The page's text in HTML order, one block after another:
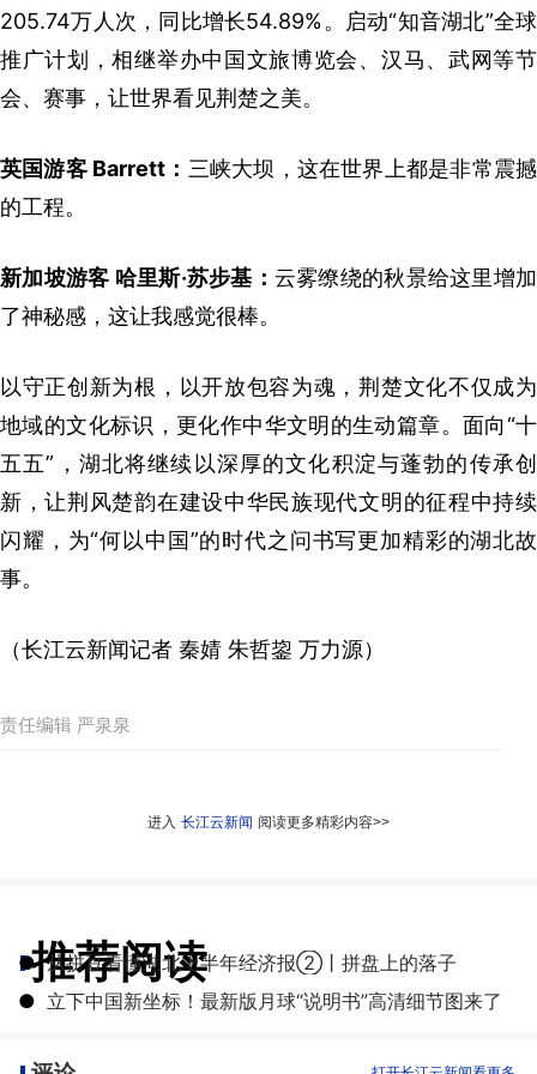
205.74万人次，同比增长54.89%。启动“知音湖北”全球
推广计划，相继举办中国文旅博览会、汉马、武网等节
会、赛事，让世界看见荆楚之美。
英国游客 Barrett： 三峡大坝，这在世界上都是非常震撼
的工程。
新加坡游客 哈里斯·苏步基： 云雾缭绕的秋景给这里增加
了神秘感，这让我感觉很棒。
以守正创新为根，以开放包容为魂，荆楚文化不仅成为
地域的文化标识，更化作中华文明的生动篇章。面向“十
五五”，湖北将继续以深厚的文化积淀与蓬勃的传承创
新，让荆风楚韵在建设中华民族现代文明的征程中持续
闪耀，为“何以中国”的时代之问书写更加精彩的湖北故
事。
（长江云新闻记者 秦婧 朱哲鋆 万力源）
责任编辑 严泉泉
进入 长江云新闻 阅读更多精彩内容>>
推荐阅读
● 从拼豆看懂湖北上半年经济报②丨拼盘上的落子
● 立下中国新坐标！最新版月球“说明书”高清细节图来了